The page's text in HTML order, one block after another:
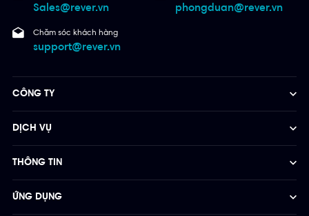
Sales@rever.vn phongduan@rever.vn
Chăm sóc khách hàng
support@rever.vn
CÔNG TY
DỊCH VỤ
THÔNG TIN
ỨNG DỤNG